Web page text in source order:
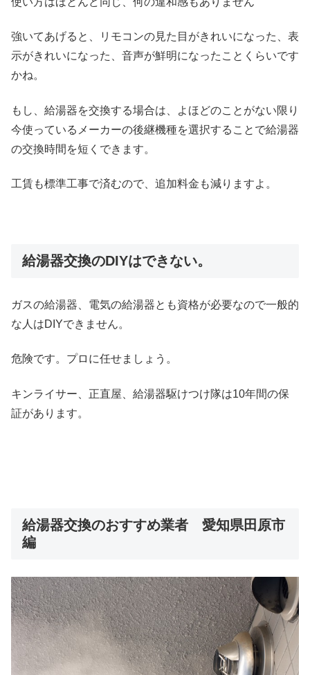
強いてあげると、リモコンの見た目がきれいになった、表
示がきれいになった、音声が鮮明になったことくらいです
かね。
もし、給湯器を交換する場合は、よほどのことがない限り
今使っているメーカーの後継機種を選択することで給湯器
の交換時間を短くできます。
工賃も標準工事で済むので、追加料金も減りますよ。
給湯器交換のDIYはできない。
ガスの給湯器、電気の給湯器とも資格が必要なので一般的
な人はDIYできません。
危険です。プロに任せましょう。
キンライサー、正直屋、給湯器駆けつけ隊は10年間の保
証があります。
給湯器交換のおすすめ業者 愛知県田原市
編